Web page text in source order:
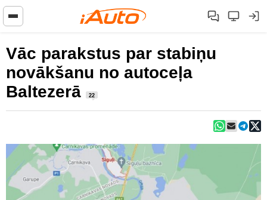
Vāc parakstus par stabiņu
novākšanu no autoceļa
Baltezerā
22